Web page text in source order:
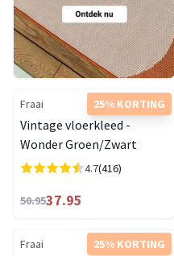
25% KORTING
Fraai
Vintage vloerkleed -
Wonder Groen/Zwart
4.7(416)
50.9537.95
25% KORTING
Fraai